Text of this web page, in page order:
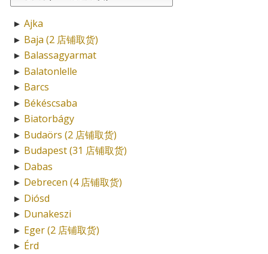
► Ajka
► Baja (2 店铺取货)
► Balassagyarmat
► Balatonlelle
► Barcs
► Békéscsaba
► Biatorbágy
► Budaörs (2 店铺取货)
► Budapest (31 店铺取货)
► Dabas
► Debrecen (4 店铺取货)
► Diósd
► Dunakeszi
► Eger (2 店铺取货)
► Érd